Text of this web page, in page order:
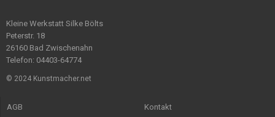
Kleine Werkstatt Silke Bölts
Peterstr. 18
26160 Bad Zwischenahn
Telefon: 04403-64774
© 2024 Kunstmacher.net
AGB
Kontakt